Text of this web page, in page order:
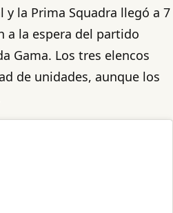
la Prima Squadra llegó a 7
a la espera del partido
Gama. Los tres elencos
de unidades, aunque los